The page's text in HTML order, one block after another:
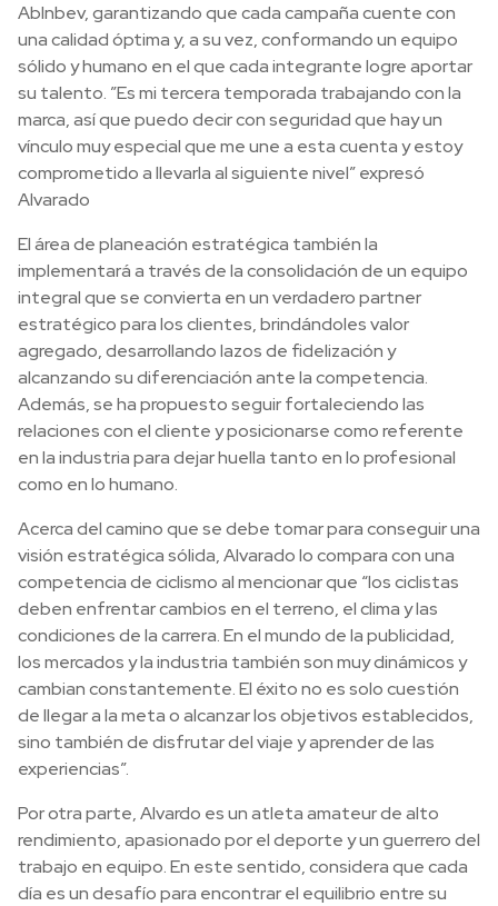
AbInbev, garantizando que cada campaña cuente con
una calidad óptima y, a su vez, conformando un equipo
sólido y humano en el que cada integrante logre aportar
su talento. ”Es mi tercera temporada trabajando con la
marca, así que puedo decir con seguridad que hay un
vínculo muy especial que me une a esta cuenta y estoy
comprometido a llevarla al siguiente nivel” expresó
Alvarado
El área de planeación estratégica también la
implementará a través de la consolidación de un equipo
integral que se convierta en un verdadero partner
estratégico para los clientes, brindándoles valor
agregado, desarrollando lazos de fidelización y
alcanzando su diferenciación ante la competencia.
Además, se ha propuesto seguir fortaleciendo las
relaciones con el cliente y posicionarse como referente
en la industria para dejar huella tanto en lo profesional
como en lo humano.
Acerca del camino que se debe tomar para conseguir una
visión estratégica sólida, Alvarado lo compara con una
competencia de ciclismo al mencionar que “los ciclistas
deben enfrentar cambios en el terreno, el clima y las
condiciones de la carrera. En el mundo de la publicidad,
los mercados y la industria también son muy dinámicos y
cambian constantemente. El éxito no es solo cuestión
de llegar a la meta o alcanzar los objetivos establecidos,
sino también de disfrutar del viaje y aprender de las
experiencias”.
Por otra parte, Alvardo es un atleta amateur de alto
rendimiento, apasionado por el deporte y un guerrero del
trabajo en equipo. En este sentido, considera que cada
día es un desafío para encontrar el equilibrio entre su